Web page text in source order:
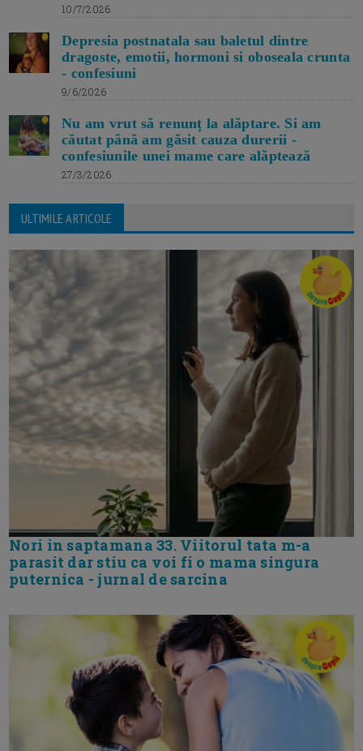
10/7/2026
Depresia postnatala sau baletul dintre
dragoste, emotii, hormoni si oboseala crunta
- confesiuni
9/6/2026
Nu am vrut să renunț la alăptare. Si am
căutat până am găsit cauza durerii -
confesiunile unei mame care alăptează
27/3/2026
ULTIMILE ARTICOLE
Nori in saptamana 33. Viitorul tata m-a
parasit dar stiu ca voi fi o mama singura
puternica - jurnal de sarcina